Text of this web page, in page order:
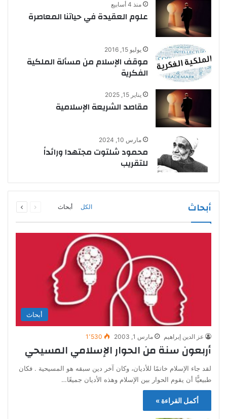
منذ 4 أسابيع
علوم العقيدة في حياتنا المعاصرة
يوليو 15, 2016
موقف الإسلام من مسألة الملكية
الفكرية
يناير 15, 2025
مقاصد الشريعة الإسلامية
مارس 10, 2024
محمود شلتوت مجتهدا ورائداً
للتقريب
أبحاث الكل أبحاث
الصفحة
أبحاث
عز الدين إبراهيم مارس 1, 2003 1٬530
أربعون سنة من الحوار الإسلامي المسيحي
لقد جاء الإسلام خاتمًا للأديان، وكان آخر دين سبقه هو المسيحية . فكان
طبيعيًّا أن يقوم الحوار بين الإسلام وهذه الأديان جميعًا…
أكمل القراءة »